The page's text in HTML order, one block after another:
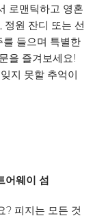
로맨틱하고 영혼
정원 잔디 또는 선
들으며 특별한
을 즐겨보세요!
지 못할 추억이
어웨이 섬
? 피지는 모든 것